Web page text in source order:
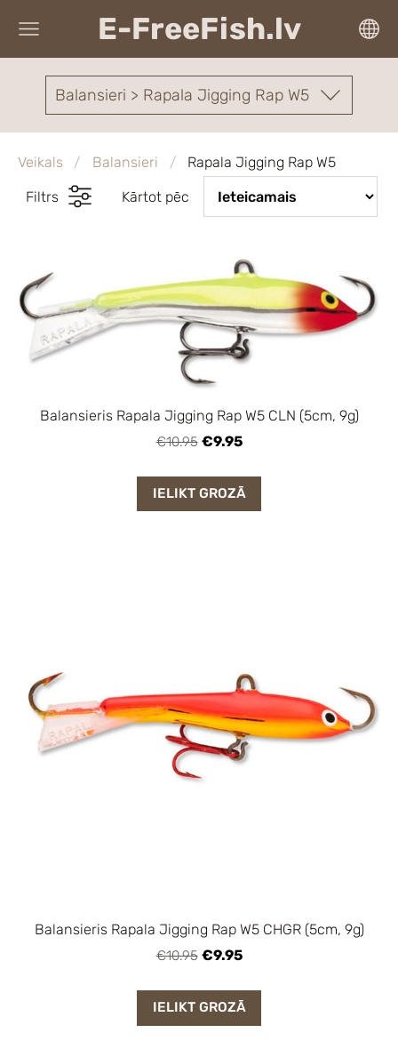
E-FreeFish.lv
Balansieri > Rapala Jigging Rap W5
Veikals Balansieri Rapala Jigging Rap W5
Filtrs Kārtot pēc
Balansieris Rapala Jigging Rap W5 CLN (5cm, 9g)
€10.95 €9.95
IELIKT GROZĀ
Balansieris Rapala Jigging Rap W5 CHGR (5cm, 9g)
€10.95 €9.95
IELIKT GROZĀ